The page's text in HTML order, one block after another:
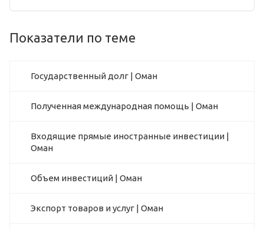
Показатели по теме
Государственный долг | Оман
Полученная международная помощь | Оман
Входящие прямые иностранные инвестиции |
Оман
Объем инвестиций | Оман
Экспорт товаров и услуг | Оман